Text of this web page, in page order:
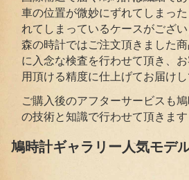
車の位置が微妙にずれてしまっ
れてしまっているケースがござ
森の時計ではご注文頂きました
に入念な検査を行わせて頂き、
用頂ける精度に仕上げてお届け
ご購入後のアフターサービスも
の技術と知識で行わせて頂きます
鳩時計ギャラリー人気モデ